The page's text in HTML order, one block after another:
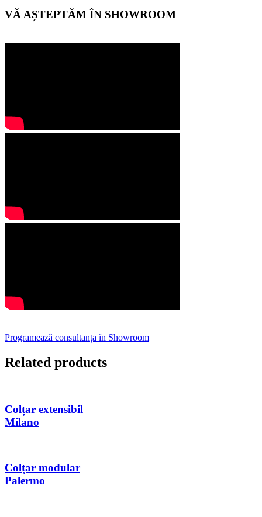
VĂ AȘTEPTĂM ÎN SHOWROOM
Programează consultanța în Showroom
Related products
Colțar extensibil
Milano
Colțar modular
Palermo